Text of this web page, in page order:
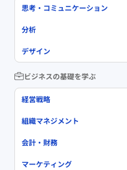
思考・コミュニケーション
分析
デザイン
ビジネスの基礎を学ぶ
経営戦略
組織マネジメント
会計・財務
マーケティング